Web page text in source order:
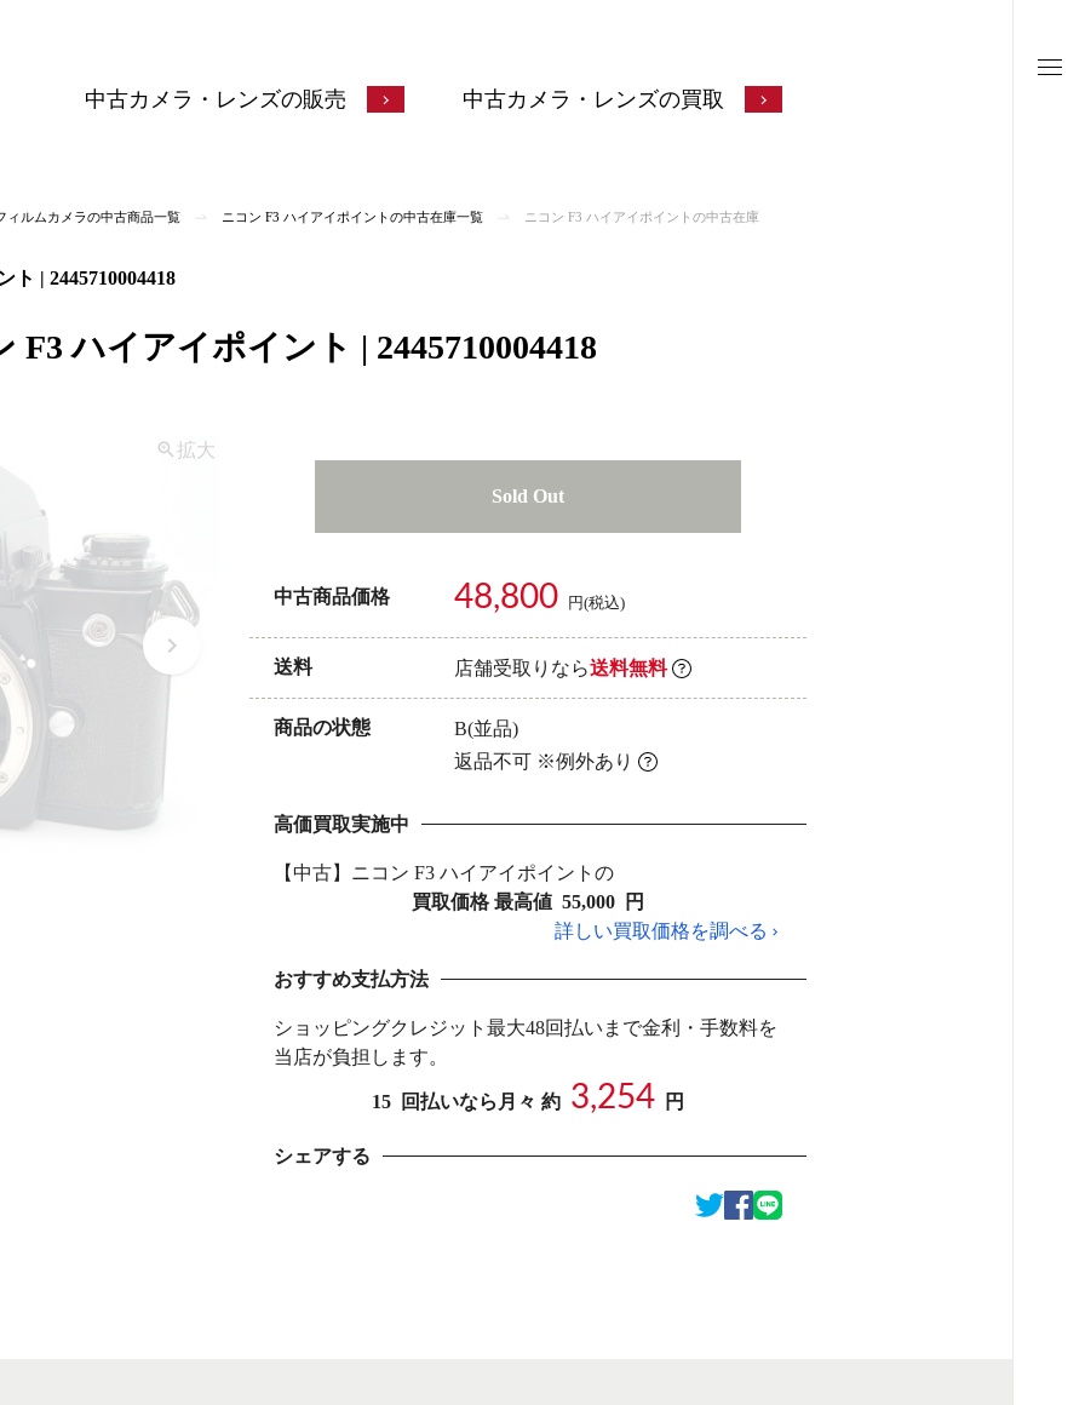
中古カメラ・レンズの販売 中古カメラ・レンズの買取
ィルムカメラの中古商品一覧 ニコン F3 ハイアイポイントの中古在庫一覧 ニコン F3 ハイアイポイントの中古在庫
| 2445710004418
ハイアイポイント | 2445710004418
拡大
Sold Out
中古商品価格 48,800 円(税込)
送料 店舗受取りなら送料無料
商品の状態
B(並品)
返品不可 ※例外あり
高価買取実施中
【中古】ニコン F3 ハイアイポイントの
買取価格 最高値 55,000
円
詳しい買取価格を調べる
おすすめ支払方法
ショッピングクレジット最大48回払いまで金利・手数料を
当店が負担します。
15 回払いなら月々 約 3,254 円
シェアする